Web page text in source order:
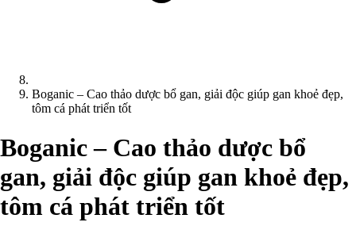
Boganic – Cao thảo dược bổ gan, giải độc giúp gan khoẻ đẹp,
tôm cá phát triển tốt
Boganic – Cao thảo dược bổ
gan, giải độc giúp gan khoẻ đẹp,
tôm cá phát triển tốt